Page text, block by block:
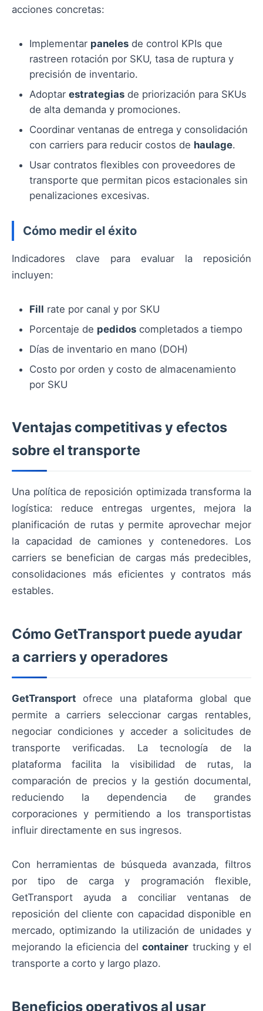
acciones concretas:
Implementar paneles de control KPIs que
rastreen rotación por SKU, tasa de ruptura y
precisión de inventario.
Adoptar estrategias de priorización para SKUs
de alta demanda y promociones.
Coordinar ventanas de entrega y consolidación
con carriers para reducir costos de haulage.
Usar contratos flexibles con proveedores de
transporte que permitan picos estacionales sin
penalizaciones excesivas.
Cómo medir el éxito
Indicadores clave para evaluar la reposición
incluyen:
Fill rate por canal y por SKU
Porcentaje de pedidos completados a tiempo
Días de inventario en mano (DOH)
Costo por orden y costo de almacenamiento
por SKU
Ventajas competitivas y efectos
sobre el transporte
Una política de reposición optimizada transforma la
logística: reduce entregas urgentes, mejora la
planificación de rutas y permite aprovechar mejor
la capacidad de camiones y contenedores. Los
carriers se benefician de cargas más predecibles,
consolidaciones más eficientes y contratos más
estables.
Cómo GetTransport puede ayudar
a carriers y operadores
GetTransport ofrece una plataforma global que
permite a carriers seleccionar cargas rentables,
negociar condiciones y acceder a solicitudes de
transporte verificadas. La tecnología de la
plataforma facilita la visibilidad de rutas, la
comparación de precios y la gestión documental,
reduciendo la dependencia de grandes
corporaciones y permitiendo a los transportistas
influir directamente en sus ingresos.
Con herramientas de búsqueda avanzada, filtros
por tipo de carga y programación flexible,
GetTransport ayuda a conciliar ventanas de
reposición del cliente con capacidad disponible en
mercado, optimizando la utilización de unidades y
mejorando la eficiencia delcontainer trucking y el
transporte a corto y largo plazo.
Beneficios operativos al usar